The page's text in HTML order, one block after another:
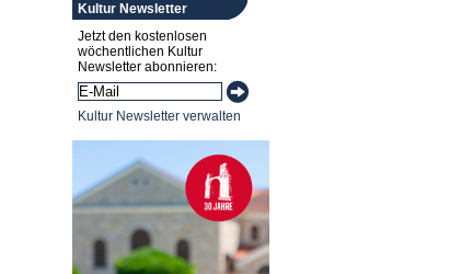
Kultur Newsletter
Jetzt den kostenlosen
wöchentlichen Kultur
Newsletter abonnieren:
Kultur Newsletter verwalten